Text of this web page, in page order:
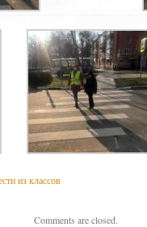
из классов
Comments are closed.